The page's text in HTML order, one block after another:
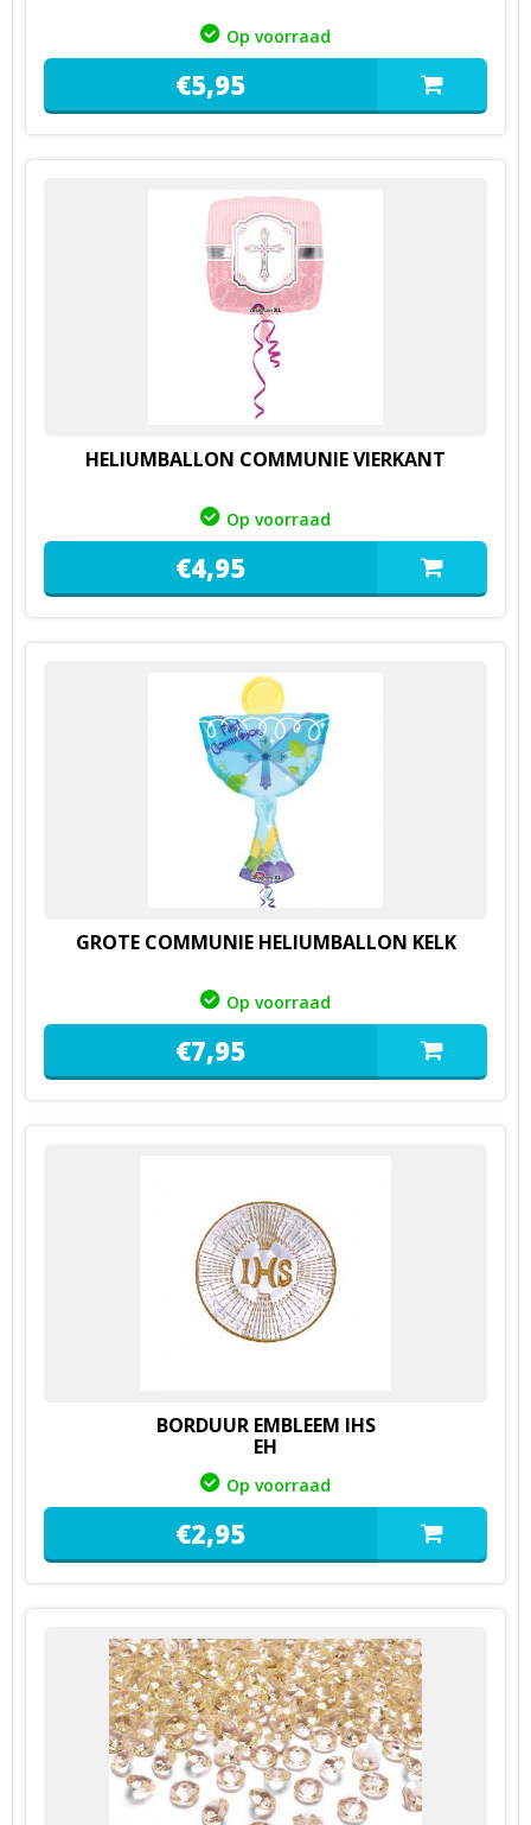
Op voorraad
€5,95
HELIUMBALLON COMMUNIE VIERKANT
Op voorraad
€4,95
GROTE COMMUNIE HELIUMBALLON KELK
Op voorraad
€7,95
BORDUUR EMBLEEM IHS
EH
Op voorraad
€2,95